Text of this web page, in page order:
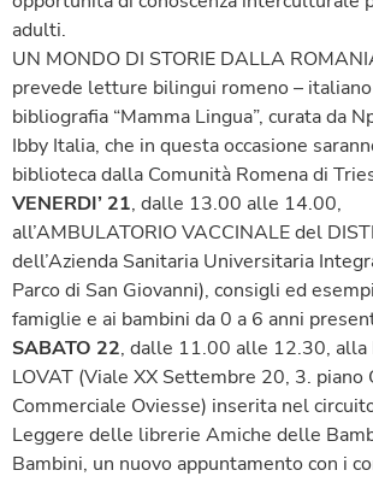
adulti.
UN MONDO DI STORIE DALLA
prevede letture bilingui romeno –
bibliografia “Mamma Lingua”, curata da
Ibby Italia, che in questa occasione
biblioteca dalla Comunità Romena di
VENERDI’ 21, dalle 13.00 alle 14.00,
all’AMBULATORIO VACCINALE del
dell’Azienda Sanitaria Universitaria
Parco di San Giovanni), consigli ed
famiglie e ai bambini da 0 a 6 anni
SABATO 22, dalle 11.00 alle 12.30, alla
LOVAT (Viale XX Settembre 20, 3. piano
Commerciale Oviesse) inserita nel
Leggere delle librerie Amiche delle
Bambini, un nuovo appuntamento con i